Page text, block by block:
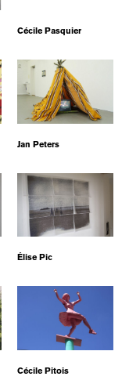
Cécile Pasquier
Jan Peters
Élise Pic
Cécile Pitois